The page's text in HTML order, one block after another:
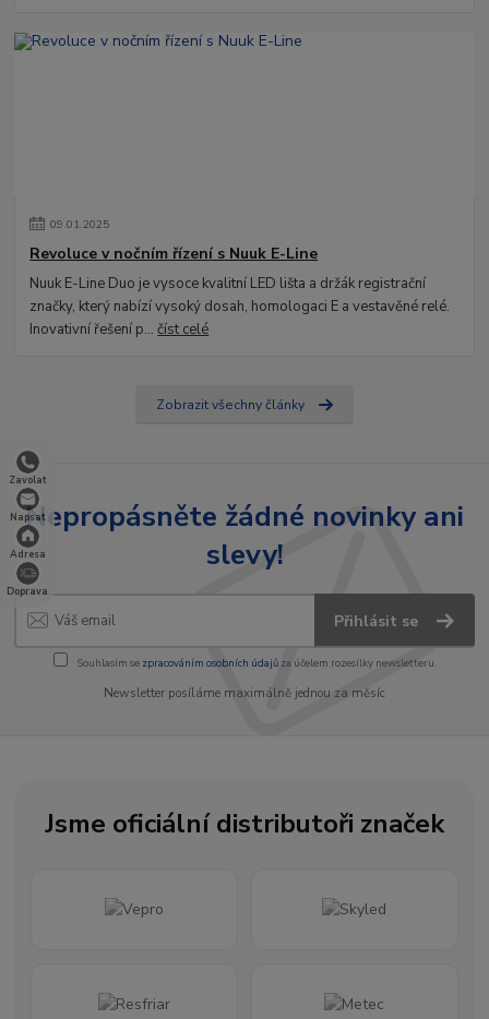
Zavolat
Napsat
Adresa
Doprava
09.01.2025
Revoluce v nočním řízení s Nuuk E-Line
Nuuk E-Line Duo je vysoce kvalitní LED lišta a držák registrační
značky, který nabízí vysoký dosah, homologaci E a vestavěné relé.
Inovativní řešení p...číst celé
Zobrazit všechny články
Nepropásněte žádné novinky ani
slevy!
Přihlásit se
Souhlasím se zpracováním osobních údajůza účelem rozesílky newsletteru.
Newsletter posíláme maximálně jednou za měsíc
Jsme oficiální distributoři značek